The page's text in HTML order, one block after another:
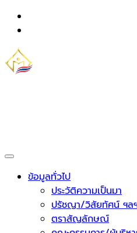
Skip
content
ข้อมูลทั่วไป
ประวัติความเป็นมา
ปรัชญา/วิสัยทัศน์ ฯล
ตราสัญลักษณ์